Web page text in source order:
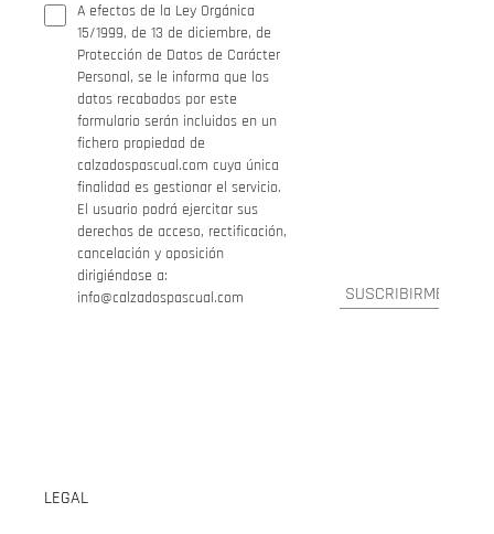
A efectos de la Ley Orgánica
15/1999, de 13 de diciembre, de
Protección de Datos de Carácter
Personal, se le informa que los
datos recabados por este
formulario serán incluidos en un
fichero propiedad de
calzadospascual.com cuya única
finalidad es gestionar el servicio.
El usuario podrá ejercitar sus
derechos de acceso, rectificación,
cancelación y oposición
dirigiéndose a:
info@calzadospascual.com
LEGAL